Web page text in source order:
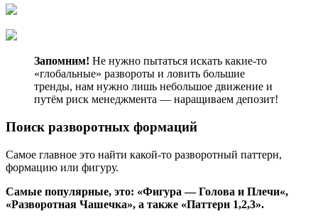
Запомним! Не нужно пытаться искать какие-то
«глобальные» развороты и ловить большие
тренды, нам нужно лишь небольшое движение и
путём риск менеджмента — наращиваем депозит!
Поиск разворотных формаций
Самое главное это найти какой-то разворотный паттерн,
формацию или фигуру.
Самые популярные, это: «Фигура — Голова и Плечи«,
«Разворотная Чашечка», а также «Паттерн 1,2,3».